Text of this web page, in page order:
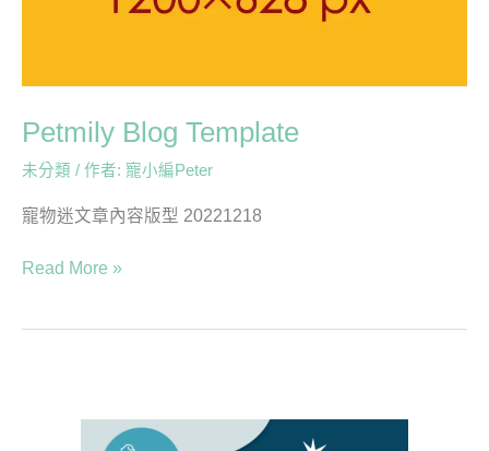
Petmily Blog Template
未分類 / 作者: 寵小編Peter
寵物迷文章內容版型 20221218
Read More »